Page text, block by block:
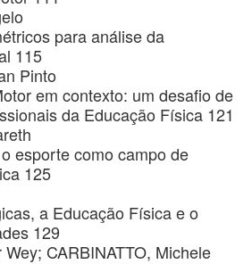
para análise da
115
Pinto
em contexto: um desafio de
da Educação Física 121
esporte como campo de
125
a Educação Física e o
129
CARBINATTO, Michele